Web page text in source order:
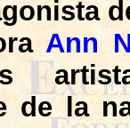
Ann
de la